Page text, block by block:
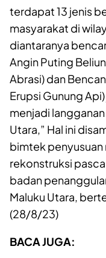
terdapat 13 jenis
masyarakat di
diantaranya
Angin Puting
Abrasi) dan
Erupsi Gunung
menjadi
Utara,” Hal ini
bimtek penyusuan
rekonstruksi
badan
Maluku Utara,
(28/8/23)
BACA JUGA: